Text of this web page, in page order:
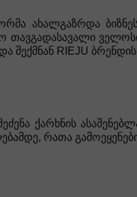
ახალგაზრდა
თავგადასავალი
შექმნან RIEJU
ქარხნის
რათა